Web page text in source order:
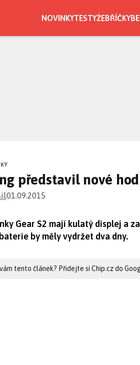
NOVINKYTESTYŽEBŘÍČKY
představil nové
01.09.2015
Gear S2 mají kulatý displej a
by měly vydržet dva dny.
vám tento článek? Přidejte si Chip.cz do